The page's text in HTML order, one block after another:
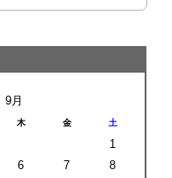
9月
木 金 土
1
6 7
8